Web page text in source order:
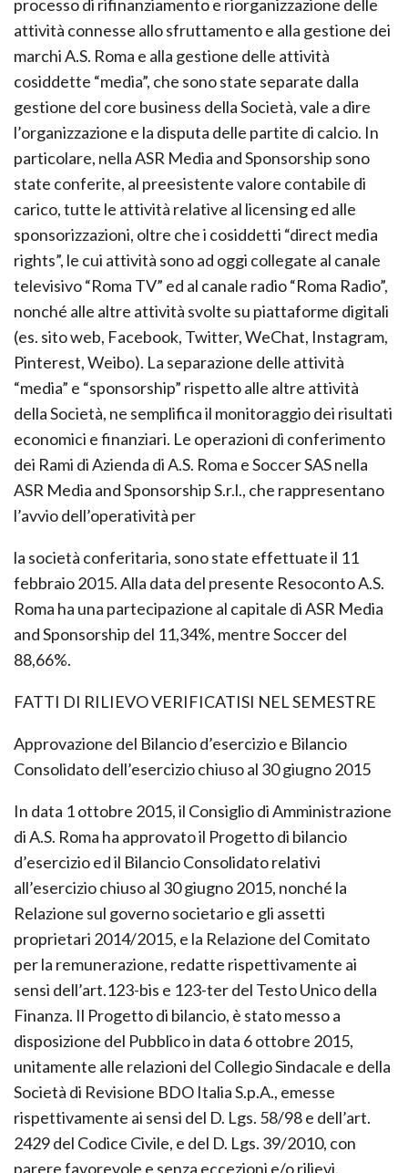
processo di rifinanziamento e riorganizzazione delle
attività connesse allo sfruttamento e alla gestione dei
marchi A.S. Roma e alla gestione delle attività
cosiddette “media”, che sono state separate dalla
gestione del core business della Società, vale a dire
l’organizzazione e la disputa delle partite di calcio. In
particolare, nella ASR Media and Sponsorship sono
state conferite, al preesistente valore contabile di
carico, tutte le attività relative al licensing ed alle
sponsorizzazioni, oltre che i cosiddetti “direct media
rights”, le cui attività sono ad oggi collegate al canale
televisivo “Roma TV” ed al canale radio “Roma Radio”,
nonché alle altre attività svolte su piattaforme digitali
(es. sito web, Facebook, Twitter, WeChat, Instagram,
Pinterest, Weibo). La separazione delle attività
“media” e “sponsorship” rispetto alle altre attività
della Società, ne semplifica il monitoraggio dei risultati
economici e finanziari. Le operazioni di conferimento
dei Rami di Azienda di A.S. Roma e Soccer SAS nella
ASR Media and Sponsorship S.r.l., che rappresentano
l’avvio dell’operatività per
la società conferitaria, sono state effettuate il 11
febbraio 2015. Alla data del presente Resoconto A.S.
Roma ha una partecipazione al capitale di ASR Media
and Sponsorship del 11,34%, mentre Soccer del
88,66%.
Approvazione del Bilancio d’esercizio e Bilancio
Consolidato dell’esercizio chiuso al 30 giugno 2015
In data 1 ottobre 2015, il Consiglio di Amministrazione
di A.S. Roma ha approvato il Progetto di bilancio
d’esercizio ed il Bilancio Consolidato relativi
all’esercizio chiuso al 30 giugno 2015, nonché la
Relazione sul governo societario e gli assetti
proprietari 2014/2015, e la Relazione del Comitato
per la remunerazione, redatte rispettivamente ai
sensi dell’art.123-bis e 123-ter del Testo Unico della
Finanza. Il Progetto di bilancio, è stato messo a
disposizione del Pubblico in data 6 ottobre 2015,
unitamente alle relazioni del Collegio Sindacale e della
Società di Revisione BDO Italia S.p.A., emesse
rispettivamente ai sensi del D. Lgs. 58/98 e dell’art.
2429 del Codice Civile, e del D. Lgs. 39/2010, con